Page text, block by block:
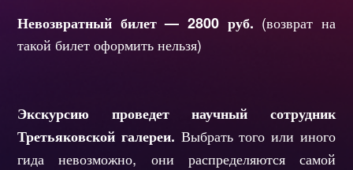
Невозвратный билет — 2800 руб. (возврат на
такой билет оформить нельзя)
Экскурсию проведет научный сотрудник
Третьяковской галереи. Выбрать того или иного
гида невозможно, они распределяются самой